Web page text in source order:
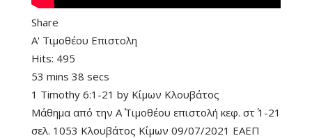
Share
Α' Τιμοθέου Επιστολη
Hits: 495
53 mins 38 secs
1 Timothy 6:1-21 by Κίμων Κλουβάτος
Μάθημα από την Α΄ Τιμοθέου επιστολή κεφ. στ΄ 1-21
σελ. 1053 Κλουβάτος Κίμων 09/07/2021 ΕΑΕΠ